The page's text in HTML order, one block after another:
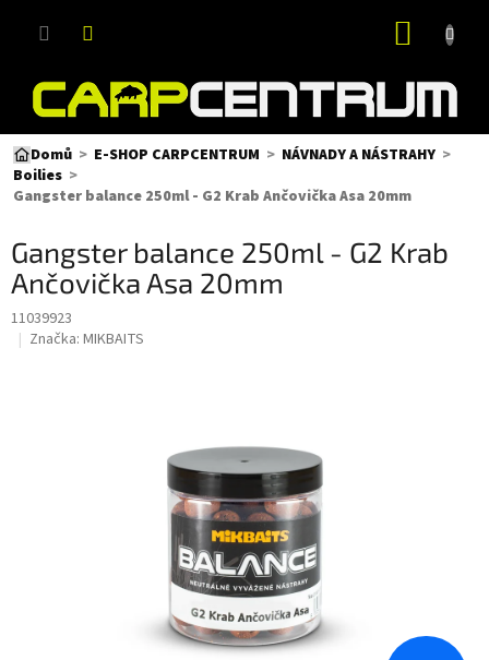
Domů E-SHOP CARPCENTRUM
NÁVNADY A NÁSTRAHY
Boilies
Gangster balance 250ml - G2 Krab Ančovička Asa 20mm
Gangster balance 250ml - G2 Krab
Ančovička Asa 20mm
11039923
Značka: MIKBAITS